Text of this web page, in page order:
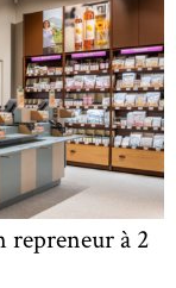
repreneur à 2